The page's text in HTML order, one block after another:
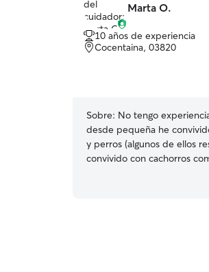
Marta O.
10 años de experiencia
Cocentaina, 03820
Sobre: No tengo
desde pequeña he
y perros (algunos de ellos
convivido con cachorros